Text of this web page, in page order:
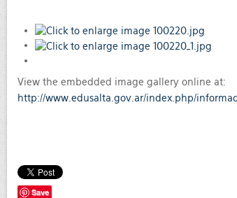
View the embedded image gallery online at:
http://www.edusalta.gov.ar/index.php/
Save